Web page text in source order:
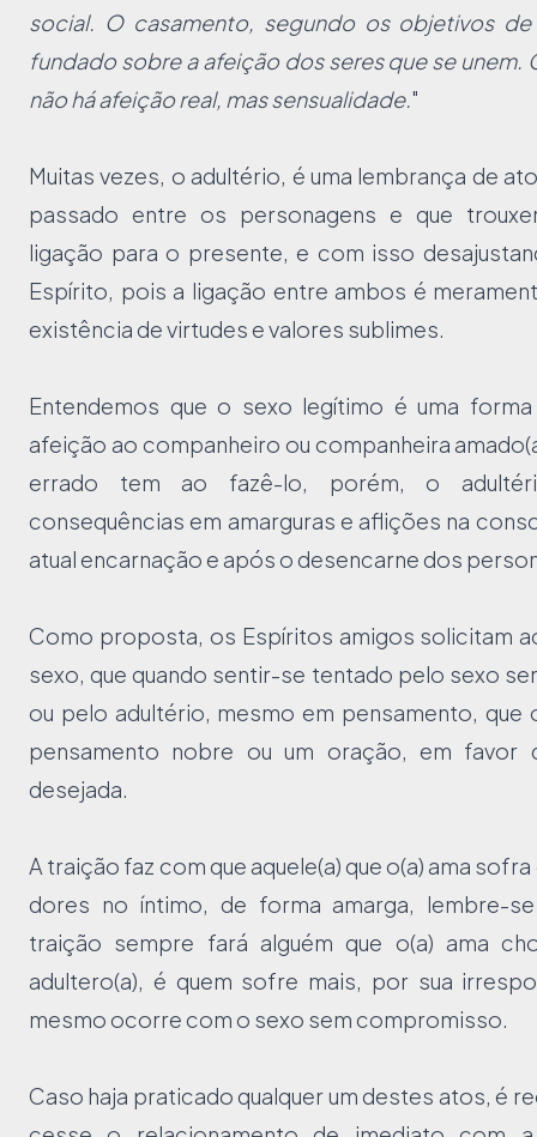
social. O casamento, segundo os objetivos
fundado sobre a afeição dos seres que se unem.
não há afeição real, mas sensualidade."
Muitas vezes, o adultério, é uma lembrança de
passado entre os personagens e que
ligação para o presente, e com isso
Espírito, pois a ligação entre ambos é
existência de virtudes e valores sublimes.
Entendemos que o sexo legítimo é uma
afeição ao companheiro ou companheira
errado tem ao fazê-lo, porém, o
consequências em amarguras e aflições na
atual encarnação e após o desencarne dos
Como proposta, os Espíritos amigos solicitam
sexo, que quando sentir-se tentado pelo sexo
ou pelo adultério, mesmo em pensamento, que
pensamento nobre ou um oração, em favor
desejada.
A traição faz com que aquele(a) que o(a) ama
dores no íntimo, de forma amarga, lembre-
traição sempre fará alguém que o(a) ama
adultero(a), é quem sofre mais, por sua
mesmo ocorre com o sexo sem compromisso.
Caso haja praticado qualquer um destes atos, é